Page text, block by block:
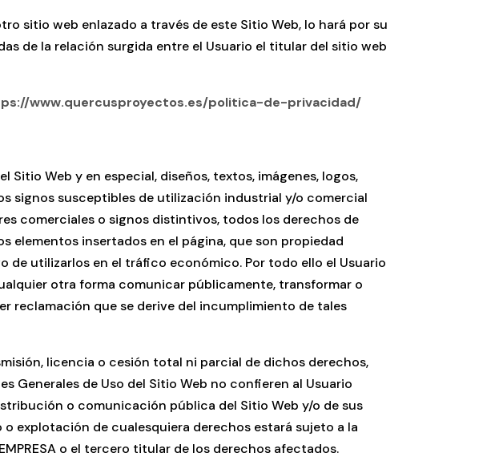
sitio web enlazado a través de este Sitio Web, lo hará por su
de la relación surgida entre el Usuario el titular del sitio web
www.quercusproyectos.es/politica-de-privacidad/
Web y en especial, diseños, textos, imágenes, logos,
signos susceptibles de utilización industrial y/o comercial
comerciales o signos distintivos, todos los derechos de
insertados en el página, que son propiedad
de utilizarlos en el tráfico económico. Por todo ello el Usuario
otra forma comunicar públicamente, transformar o
reclamación que se derive del incumplimiento de tales
licencia o cesión total ni parcial de dichos derechos,
Generales de Uso del Sitio Web no confieren al Usuario
o comunicación pública del Sitio Web y/o de sus
explotación de cualesquiera derechos estará sujeto a la
o el tercero titular de los derechos afectados.